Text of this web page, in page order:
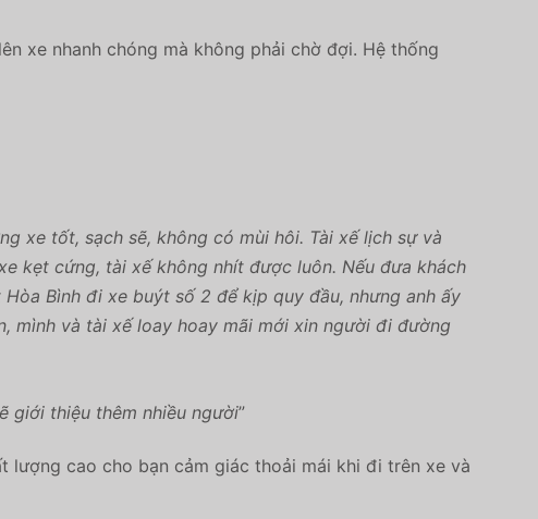
xe nhanh chóng mà không phải chờ đợi. Hệ thống
xe tốt, sạch sẽ, không có mùi hôi. Tài xế lịch sự và
kẹt cứng, tài xế không nhít được luôn. Nếu đưa khách
Bình đi xe buýt số 2 để kịp quy đầu, nhưng anh ấy
mình và tài xế loay hoay mãi mới xin người đi đường
giới thiệu thêm nhiều người”
lượng cao cho bạn cảm giác thoải mái khi đi trên xe và